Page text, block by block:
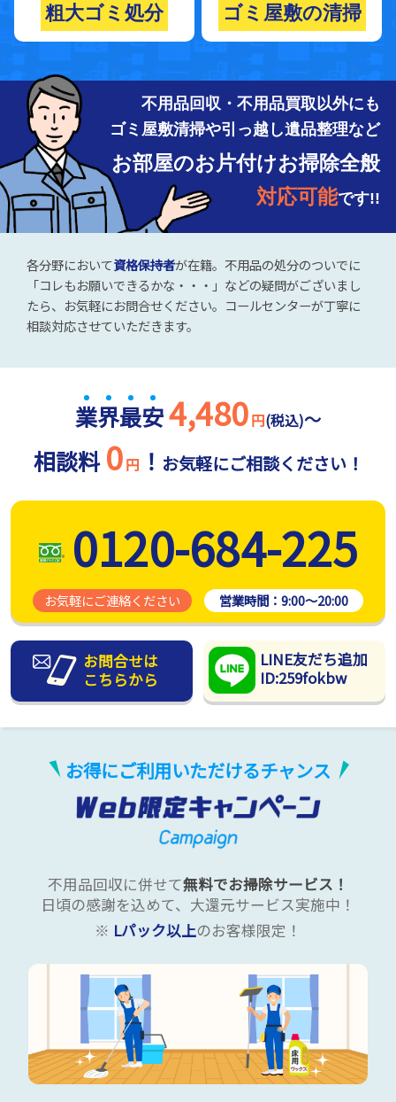
粗大ゴミ処分 ゴミ屋敷の清掃
不用品回収・不用品買取以外にも
ゴミ屋敷清掃や引っ越し遺品整理など
お部屋のお片付けお掃除全般
対応可能です!!
各分野において資格保持者が在籍。不用品の処分のついでに
「コレもお願いできるかな・・・」などの疑問がございまし
たら、お気軽にお問合せください。コールセンターが丁寧に
相談対応させていただきます。
業界最安4,480円(税込)～
相談料 0 円 ！ お気軽にご相談ください！
0120-684-225
お気軽にご連絡ください 営業時間： 9:00～20:00
お問合せは
こちらから
LINE友だち追加
ID:259fokbw
お得にご利用いただけるチャンス
不用品回収に併せて無料でお掃除サービス！
日頃の感謝を込めて、大還元サービス実施中！
※ Lパック以上のお客様限定！